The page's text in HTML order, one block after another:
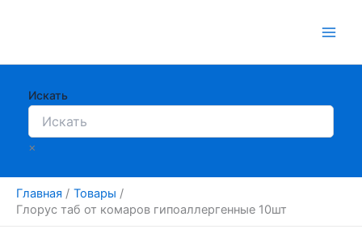
Искать
×
Главная
Товары
Глорус таб от комаров гипоаллергенные 10шт